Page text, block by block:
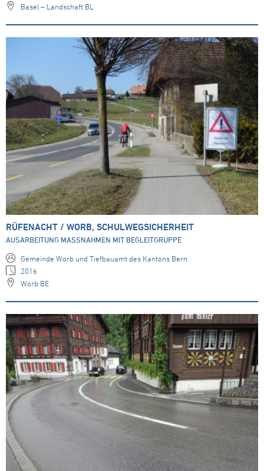
Basel – Landschaft BL
RÜFENACHT / WORB, SCHULWEGSICHERHEIT
AUSARBEITUNG MASSNAHMEN MIT BEGLEITGRUPPE
Gemeinde Worb und Tiefbauamt des Kantons Bern
2016
Worb BE